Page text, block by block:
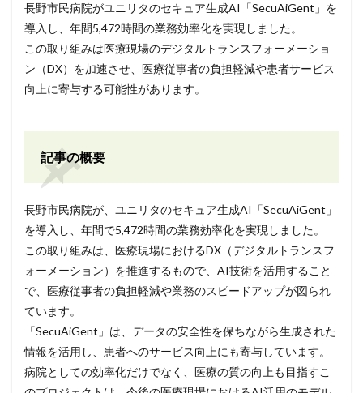
長野市民病院がユニリタのセキュア生成AI「SecuAiGent」を
導入し、年間5,472時間の業務効率化を実現しました。
この取り組みは医療現場のデジタルトランスフォーメーショ
ン（DX）を加速させ、医療従事者の負担軽減や患者サービス
向上に寄与する可能性があります。
記事の概要
長野市民病院が、ユニリタのセキュア生成AI「SecuAiGent」
を導入し、年間で5,472時間の業務効率化を実現しました。
この取り組みは、医療現場におけるDX（デジタルトランスフ
ォーメーション）を推進するもので、AI技術を活用すること
で、医療従事者の負担軽減や業務のスピードアップが図られ
ています。
「SecuAiGent」は、データの安全性を保ちながら生成された
情報を活用し、患者へのサービス向上にも寄与しています。
病院としての効率化だけでなく、医療の質の向上も目指すこ